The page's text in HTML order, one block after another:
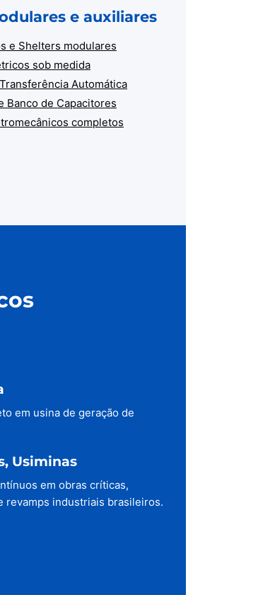
e auxiliares
e Shelters modulares
sob medida
Automática
Banco de Capacitores
completos
em usina de geração de
Usiminas
em obras críticas,
revamps industriais brasileiros.